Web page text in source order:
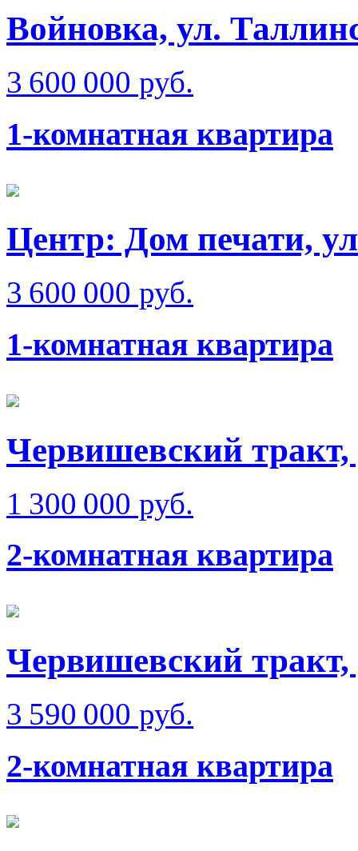
Войновка, ул.
3 600 000 руб.
1-комнатная квартира
Центр: Дом печати,
3 600 000 руб.
1-комнатная квартира
Червишевский
1 300 000 руб.
2-комнатная квартира
Червишевский
3 590 000 руб.
2-комнатная квартира